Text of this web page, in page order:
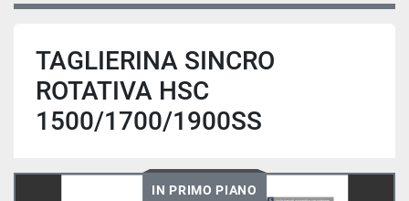
TAGLIERINA SINCRO
ROTATIVA HSC
1500/1700/1900SS
IN PRIMO PIANO